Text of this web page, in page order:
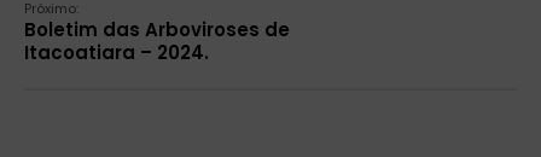
Próximo:
Boletim das Arboviroses de
Itacoatiara – 2024.